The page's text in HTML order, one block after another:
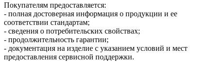
Покупателям предоставляется:
- полная достоверная информация о продукции и ее
соответствии стандартам;
- сведения о потребительских свойствах;
- продолжительность гарантии;
- документация на изделие с указанием условий и мест
предоставления сервисной поддержки.